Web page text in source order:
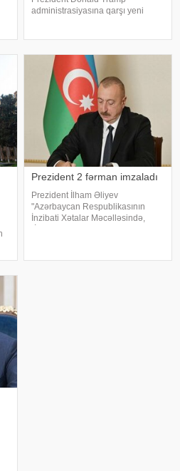
administrasiyasına qarşı yeni
vergilərini əvəzetmək cəhdi
adlandırıblar
Prezident 2 fərman imzaladı
Prezident İlham Əliyev
"Azərbaycan Respublikasının
İnzibati Xətalar Məcəlləsində,